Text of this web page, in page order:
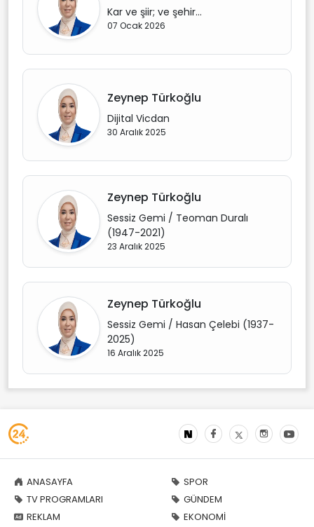
Kar ve şiir; ve şehir…
07 Ocak 2026
Zeynep Türkoğlu
Dijital Vicdan
30 Aralık 2025
Zeynep Türkoğlu
Sessiz Gemi / Teoman Duralı
(1947-2021)
23 Aralık 2025
Zeynep Türkoğlu
Sessiz Gemi / Hasan Çelebi (1937-
2025)
16 Aralık 2025
ANASAYFA
TV PROGRAMLARI
REKLAM
SPOR
GÜNDEM
EKONOMİ